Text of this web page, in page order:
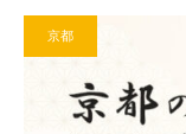
京都